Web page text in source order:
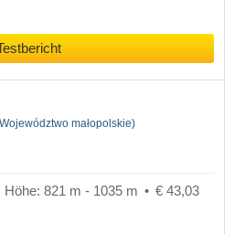
małopolskie)
Höhe: 821 m - 1035 m
€ 43,03